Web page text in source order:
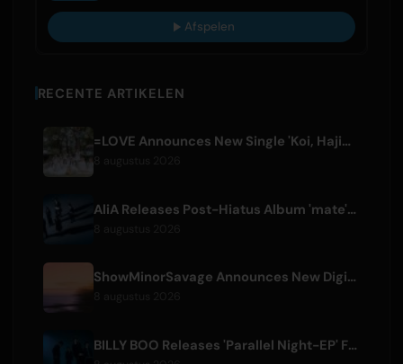
Afspelen
RECENTE ARTIKELEN
=LOVE Announces New Single 'Koi, Hajimemashita.' and Tokyo Dome Concerts
AliA Releases Post-Hiatus Album 'mate', Announces Tokyo Live
ShowMinorSavage Announces New Digital Single 'Gradation'
BILLY BOO Releases 'Parallel Night-EP' Featuring TV Drama Theme Song